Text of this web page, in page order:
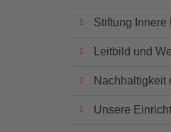
Stiftung Innere
Leitbild und
Nachhaltigkeit
Unsere